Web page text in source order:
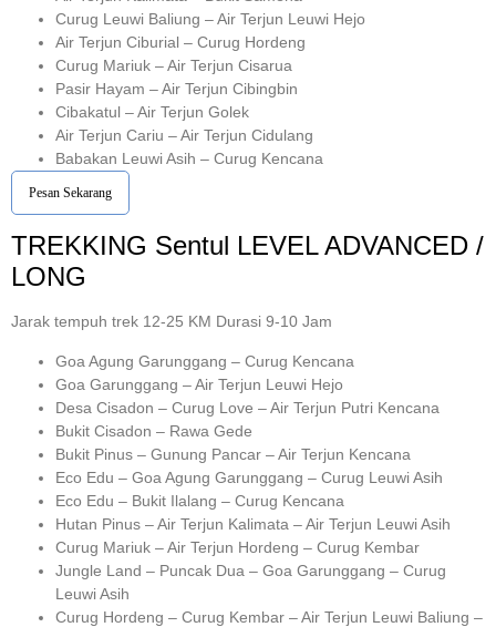
Curug Leuwi Baliung – Air Terjun Leuwi Hejo
Air Terjun Ciburial – Curug Hordeng
Curug Mariuk – Air Terjun Cisarua
Pasir Hayam – Air Terjun Cibingbin
Cibakatul – Air Terjun Golek
Air Terjun Cariu – Air Terjun Cidulang
Babakan Leuwi Asih – Curug Kencana
Pesan Sekarang
TREKKING Sentul LEVEL ADVANCED /
LONG
Jarak tempuh trek 12-25 KM Durasi 9-10 Jam
Goa Agung Garunggang – Curug Kencana
Goa Garunggang – Air Terjun Leuwi Hejo
Desa Cisadon – Curug Love – Air Terjun Putri Kencana
Bukit Cisadon – Rawa Gede
Bukit Pinus – Gunung Pancar – Air Terjun Kencana
Eco Edu – Goa Agung Garunggang – Curug Leuwi Asih
Eco Edu – Bukit Ilalang – Curug Kencana
Hutan Pinus – Air Terjun Kalimata – Air Terjun Leuwi Asih
Curug Mariuk – Air Terjun Hordeng – Curug Kembar
Jungle Land – Puncak Dua – Goa Garunggang – Curug
Leuwi Asih
Curug Hordeng – Curug Kembar – Air Terjun Leuwi Baliung –